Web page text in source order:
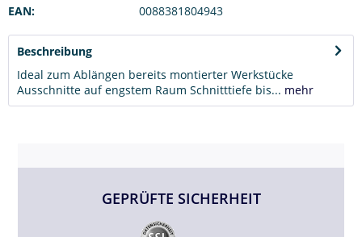
EAN:
0088381804943
Beschreibung
Ideal zum Ablängen bereits montierter Werkstücke
Ausschnitte auf engstem Raum Schnitttiefe bis... mehr
GEPRÜFTE SICHERHEIT